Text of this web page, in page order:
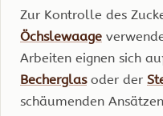
Zur Kontrolle des
Öchslewaage
Arbeiten eignen sich
Becherglasoder der
schäumenden